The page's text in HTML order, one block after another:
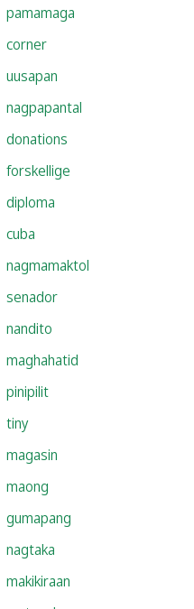
pamamaga
corner
uusapan
nagpapantal
donations
forskellige
diploma
cuba
nagmamaktol
senador
nandito
maghahatid
pinipilit
tiny
magasin
maong
gumapang
nagtaka
makikiraan